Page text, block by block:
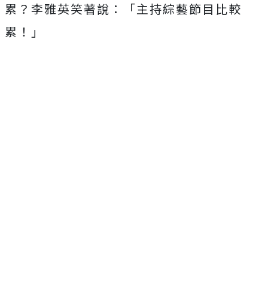
累？李雅英笑著說：「主持綜藝節目比較
累！」